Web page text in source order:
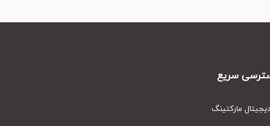
سریع
مارکتینگ